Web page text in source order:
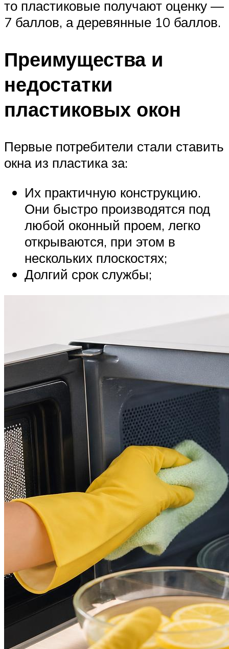
то пластиковые получают оценку —
7 баллов, а деревянные 10 баллов.
Преимущества и
недостатки
пластиковых окон
Первые потребители стали ставить
окна из пластика за:
Их практичную конструкцию.
Они быстро производятся под
любой оконный проем, легко
открываются, при этом в
нескольких плоскостях;
Долгий срок службы;